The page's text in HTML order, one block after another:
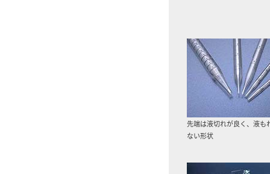
先端は液切れが良く、液も
ない形状